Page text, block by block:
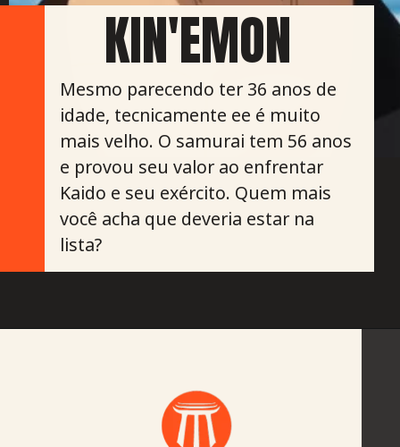
KIN'EMON
Mesmo parecendo ter 36 anos de
idade, tecnicamente ee é muito
mais velho. O samurai tem 56 anos
e provou seu valor ao enfrentar
Kaido e seu exército. Quem mais
você acha que deveria estar na
lista?